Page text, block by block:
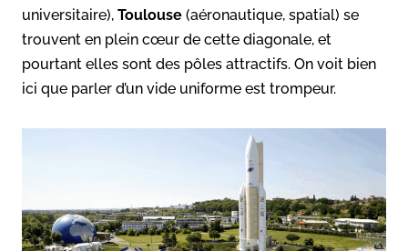
universitaire), Toulouse (aéronautique, spatial) se
trouvent en plein cœur de cette diagonale, et
pourtant elles sont des pôles attractifs. On voit bien
ici que parler d’un vide uniforme est trompeur.